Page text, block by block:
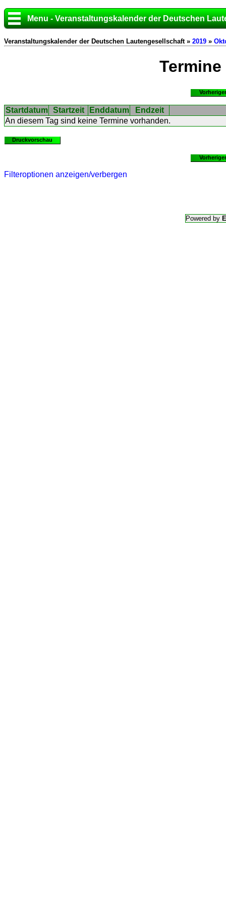
Menu - Veranstaltungskalender der Deutschen
Veranstaltungskalender der Deutschen Lautengesellschaft » 2019 »
Termine
Startdatum Startzeit Enddatum
Endzeit
An diesem Tag sind keine Termine vorhanden.
Druckvorschau
Filteroptionen anzeigen/verbergen
Powered by